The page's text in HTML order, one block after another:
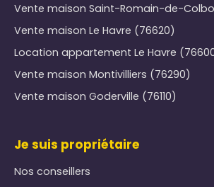
Vente maison Saint-Romain-de-
Vente maison Le Havre (76620)
Location appartement Le Havre
Vente maison Montivilliers (76290)
Vente maison Goderville (76110)
Je suis propriétaire
Nos conseillers